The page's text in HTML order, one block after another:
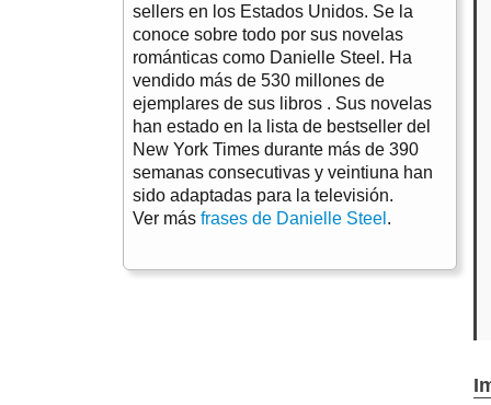
sellers en los Estados Unidos. Se la
conoce sobre todo por sus novelas
románticas como Danielle Steel. Ha
vendido más de 530 millones de
ejemplares de sus libros . Sus novelas
han estado en la lista de bestseller del
New York Times durante más de 390
semanas consecutivas y veintiuna han
sido adaptadas para la televisión.
Ver más frases de Danielle Steel .